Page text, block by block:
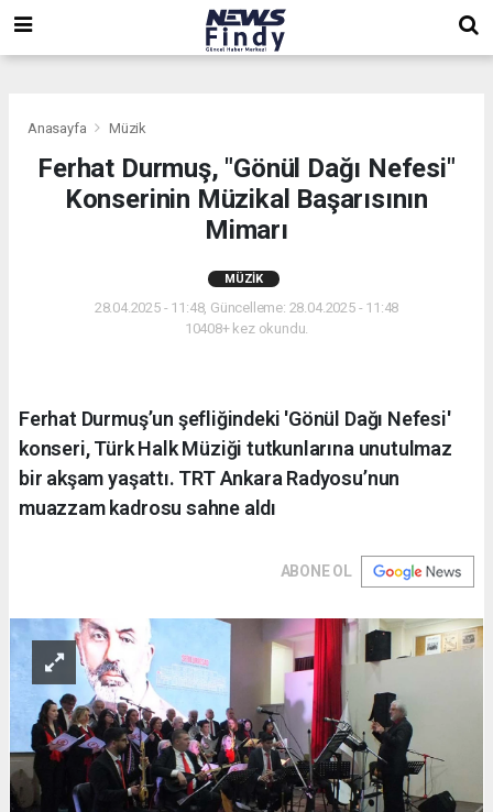
Anasayfa Müzik
Ferhat Durmuş, "Gönül Dağı Nefesi"
Konserinin Müzikal Başarısının
Mimarı
MÜZIK
28.04.2025 - 11:48, Güncelleme: 28.04.2025 - 11:48
10408+ kez okundu.
Ferhat Durmuş’un şefliğindeki 'Gönül Dağı Nefesi'
konseri, Türk Halk Müziği tutkunlarına unutulmaz
bir akşam yaşattı. TRT Ankara Radyosu’nun
muazzam kadrosu sahne aldı
ABONE OL